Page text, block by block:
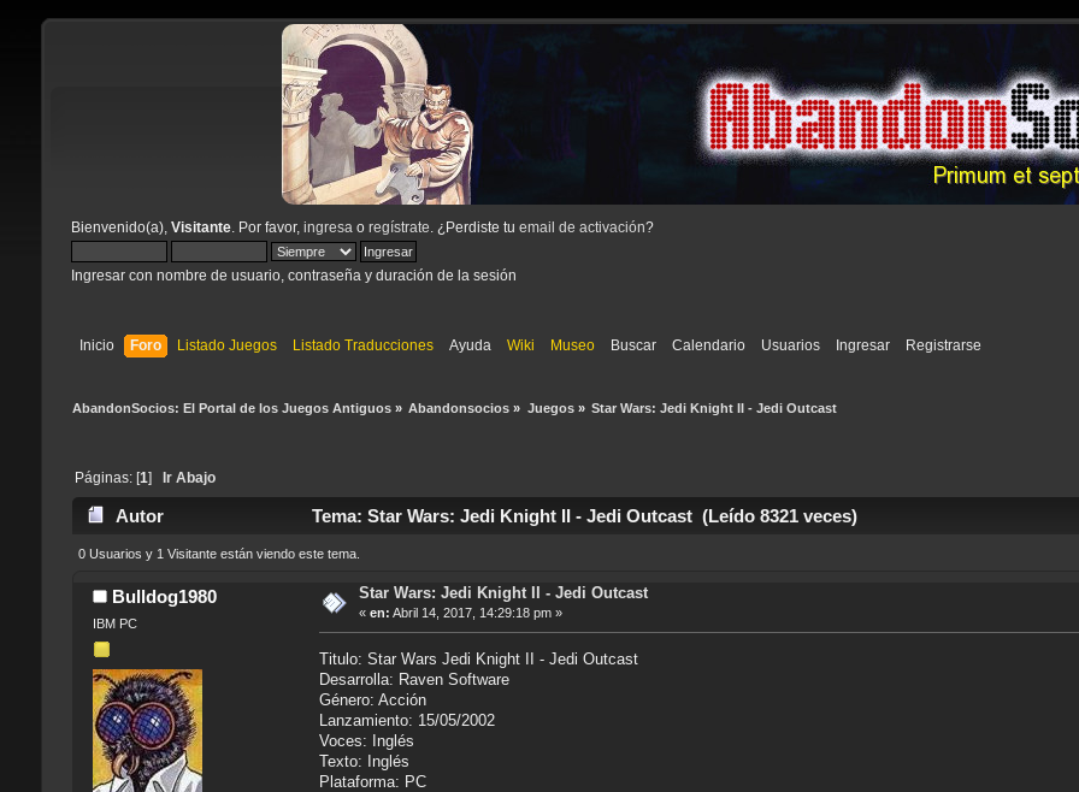
Bienvenido(a), Visitante. Por favor, ingresa o regístrate . ¿Perdiste tu email de activación?
Ingresar con nombre de usuario, contraseña y duración de la sesión
Inicio Foro Listado Juegos Listado Traducciones Ayuda Wiki Museo Buscar Calendario Usuarios Ingresar Registrarse
AbandonSocios: El Portal de los Juegos Antiguos» Abandonsocios » Juegos» Star Wars: Jedi Knight II - Jedi Outcast
Páginas: [ 1 Ir Abajo
Autor Tema: Star Wars: Jedi Knight II - Jedi Outcast (Leído 8321 veces)
0 Usuarios y 1 Visitante están viendo este tema.
Bulldog1980
IBM PC
Star Wars: Jedi Knight II - Jedi Outcast
« en: Abril 14, 2017, 14:29:18 pm »
Titulo: Star Wars Jedi Knight II - Jedi Outcast
Desarrolla: Raven Software
Género: Acción
Lanzamiento: 15/05/2002
Voces: Inglés
Texto: Inglés
Plataforma: PC